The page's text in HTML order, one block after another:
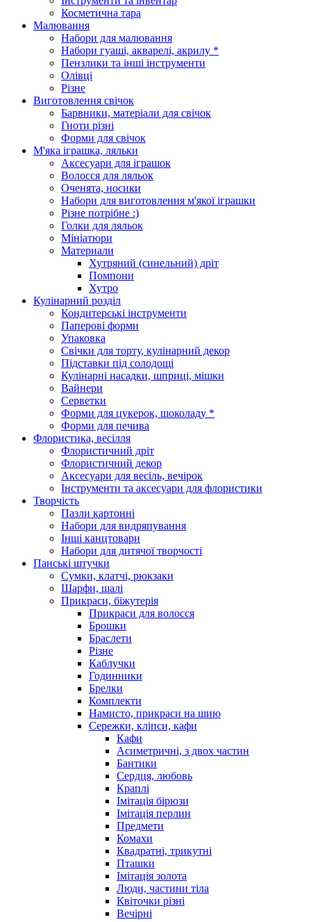
Косметична тара
Малювання
Набори для малювання
Набори гуаші, акварелі, акрилу *
Пензлики та інші інструменти
Олівці
Різне
Виготовлення свічок
Барвники, матеріали для свічок
Гноти різні
Форми для свічок
М'яка іграшка, ляльки
Аксесуари для іграшок
Волосся для ляльок
Оченята, носики
Набори для виготовлення м'якої іграшки
Різне потрібне :)
Голки для ляльок
Мініатюри
Материали
Хутряний (синельний) дріт
Помпони
Хутро
Кулінарний розділ
Кондитерські інструменти
Паперові форми
Упаковка
Свічки для торту, кулінарний декор
Підставки під солодощі
Кулінарні насадки, шприці, мішки
Вайнери
Серветки
Форми для цукерок, шоколаду *
Форми для печива
Флористика, весілля
Флористичний дріт
Флористичний декор
Аксесуари для весіль, вечірок
Інструменти та аксесуари для флористики
Творчість
Пазли картонні
Набори для видряпування
Інші канцтовари
Набори для дитячої творчості
Панські штучки
Сумки, клатчі, рюкзаки
Шарфи, шалі
Прикраси, біжутерія
Прикраси для волосся
Брошки
Браслети
Різне
Каблучки
Годинники
Брелки
Комплекти
Намисто, прикраси на шию
Сережки, кліпси, кафи
Кафи
Асиметричні, з двох частин
Бантики
Сердця, любовь
Краплі
Імітація бірюзи
Імітація перлин
Предмети
Комахи
Квадратні, трикутні
Пташки
Імітація золота
Люди, частини тіла
Квіточки різні
Вечірні